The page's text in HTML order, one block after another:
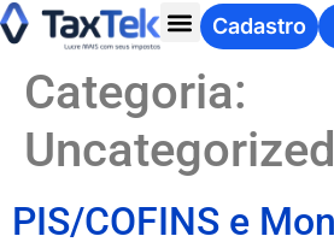
Cadastro
Categoria:
Uncategorized
PIS/COFINS e